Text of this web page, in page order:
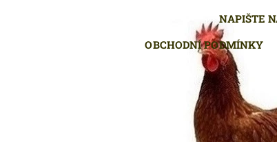
NAPIŠTE
OBCHODNÍ PODMÍNKY